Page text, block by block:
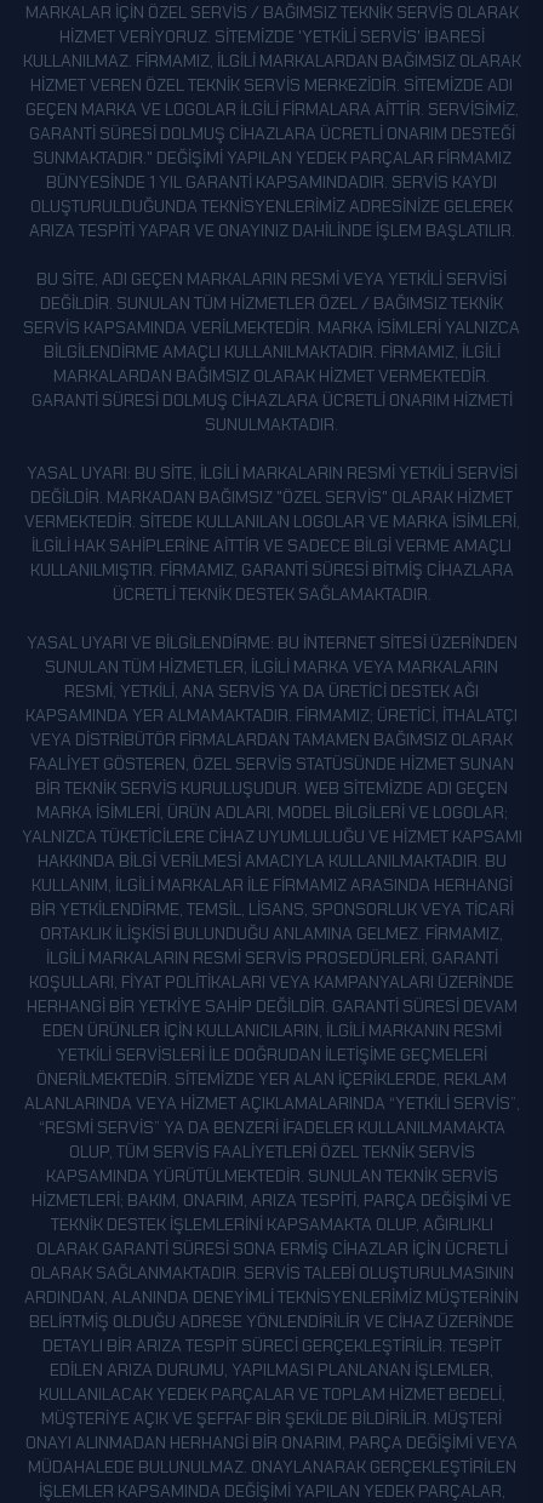
KALE
KARAÇAM
KEÇIKAYA
KILIÇLI
KIRÜPINAR
KIZILCA
KORUPINAR
MESCITLI
NAZLI
OLUCAK
PEHLIVANTAŞI
PIRAHMET
SARIÇIÇEK
SÖĞÜTLÜ
SUNGURBEYLI
TANDIRLIK
YAĞLIDERE
YAĞMURDERE
YAYLA
YENICE
YENIKÖY
YEŞILDERE
YEŞILYURT
YITIRMEZ
YUKARI ALIÇLI
YUKARI YUVALITEPE
MARKALAR IÇIN ÖZEL SERVIS / BAĞIMSIZ TEKNIK SERVIS OLARAK
HIZMET VERIYORUZ. SITEMIZDE 'YETKILI SERVIS' IBARESI
KULLANILMAZ. FIRMAMIZ, ILGILI MARKALARDAN BAĞIMSIZ OLARAK
HIZMET VEREN ÖZEL TEKNIK SERVIS MERKEZIDIR. SITEMIZDE ADI
GEÇEN MARKA VE LOGOLAR ILGILI FIRMALARA AITTIR. SERVISIMIZ,
GARANTI SÜRESI DOLMUŞ CIHAZLARA ÜCRETLI ONARIM DESTEĞI
SUNMAKTADIR." DEĞIŞIMI YAPILAN YEDEK PARÇALAR FIRMAMIZ
BÜNYESINDE 1 YIL GARANTI KAPSAMINDADIR. SERVIS KAYDI
OLUŞTURULDUĞUNDA TEKNISYENLERIMIZ ADRESINIZE GELEREK
ARIZA TESPITI YAPAR VE ONAYINIZ DAHILINDE IŞLEM BAŞLATILIR.
BU SITE, ADI GEÇEN MARKALARIN RESMI VEYA YETKILI SERVISI
DEĞILDIR. SUNULAN TÜM HIZMETLER ÖZEL / BAĞIMSIZ TEKNIK
SERVIS KAPSAMINDA VERILMEKTEDIR. MARKA ISIMLERI YALNIZCA
BILGILENDIRME AMAÇLI KULLANILMAKTADIR. FIRMAMIZ, ILGILI
MARKALARDAN BAĞIMSIZ OLARAK HIZMET VERMEKTEDIR.
GARANTI SÜRESI DOLMUŞ CIHAZLARA ÜCRETLI ONARIM HIZMETI
SUNULMAKTADIR.
YASAL UYARI: BU SITE, ILGILI MARKALARIN RESMI YETKILI SERVISI
DEĞILDIR. MARKADAN BAĞIMSIZ "ÖZEL SERVIS" OLARAK HIZMET
VERMEKTEDIR. SITEDE KULLANILAN LOGOLAR VE MARKA ISIMLERI,
ILGILI HAK SAHIPLERINE AITTIR VE SADECE BILGI VERME AMAÇLI
KULLANILMIŞTIR. FIRMAMIZ, GARANTI SÜRESI BITMIŞ CIHAZLARA
ÜCRETLI TEKNIK DESTEK SAĞLAMAKTADIR.
YASAL UYARI VE BILGILENDIRME: BU INTERNET SITESI ÜZERINDEN
SUNULAN TÜM HIZMETLER, ILGILI MARKA VEYA MARKALARIN
RESMI, YETKILI, ANA SERVIS YA DA ÜRETICI DESTEK AĞI
KAPSAMINDA YER ALMAMAKTADIR. FIRMAMIZ; ÜRETICI, ITHALATÇI
VEYA DISTRIBÜTÖR FIRMALARDAN TAMAMEN BAĞIMSIZ OLARAK
FAALIYET GÖSTEREN, ÖZEL SERVIS STATÜSÜNDE HIZMET SUNAN
BIR TEKNIK SERVIS KURULUŞUDUR. WEB SITEMIZDE ADI GEÇEN
MARKA ISIMLERI, ÜRÜN ADLARI, MODEL BILGILERI VE LOGOLAR;
YALNIZCA TÜKETICILERE CIHAZ UYUMLULUĞU VE HIZMET KAPSAMI
HAKKINDA BILGI VERILMESI AMACIYLA KULLANILMAKTADIR. BU
KULLANIM, ILGILI MARKALAR ILE FIRMAMIZ ARASINDA HERHANGI
BIR YETKILENDIRME, TEMSIL, LISANS, SPONSORLUK VEYA TICARI
ORTAKLIK ILIŞKISI BULUNDUĞU ANLAMINA GELMEZ. FIRMAMIZ,
ILGILI MARKALARIN RESMI SERVIS PROSEDÜRLERI, GARANTI
KOŞULLARI, FIYAT POLITIKALARI VEYA KAMPANYALARI ÜZERINDE
HERHANGI BIR YETKIYE SAHIP DEĞILDIR. GARANTI SÜRESI DEVAM
EDEN ÜRÜNLER IÇIN KULLANICILARIN, ILGILI MARKANIN RESMI
YETKILI SERVISLERI ILE DOĞRUDAN ILETIŞIME GEÇMELERI
ÖNERILMEKTEDIR. SITEMIZDE YER ALAN IÇERIKLERDE, REKLAM
ALANLARINDA VEYA HIZMET AÇIKLAMALARINDA “YETKILI SERVIS”,
“RESMI SERVIS” YA DA BENZERI IFADELER KULLANILMAMAKTA
OLUP, TÜM SERVIS FAALIYETLERI ÖZEL TEKNIK SERVIS
KAPSAMINDA YÜRÜTÜLMEKTEDIR. SUNULAN TEKNIK SERVIS
HIZMETLERI; BAKIM, ONARIM, ARIZA TESPITI, PARÇA DEĞIŞIMI VE
TEKNIK DESTEK IŞLEMLERINI KAPSAMAKTA OLUP, AĞIRLIKLI
OLARAK GARANTI SÜRESI SONA ERMIŞ CIHAZLAR IÇIN ÜCRETLI
OLARAK SAĞLANMAKTADIR. SERVIS TALEBI OLUŞTURULMASININ
ARDINDAN, ALANINDA DENEYIMLI TEKNISYENLERIMIZ MÜŞTERININ
BELIRTMIŞ OLDUĞU ADRESE YÖNLENDIRILIR VE CIHAZ ÜZERINDE
DETAYLI BIR ARIZA TESPIT SÜRECI GERÇEKLEŞTIRILIR. TESPIT
EDILEN ARIZA DURUMU, YAPILMASI PLANLANAN IŞLEMLER,
KULLANILACAK YEDEK PARÇALAR VE TOPLAM HIZMET BEDELI,
MÜŞTERIYE AÇIK VE ŞEFFAF BIR ŞEKILDE BILDIRILIR. MÜŞTERI
ONAYI ALINMADAN HERHANGI BIR ONARIM, PARÇA DEĞIŞIMI VEYA
MÜDAHALEDE BULUNULMAZ. ONAYLANARAK GERÇEKLEŞTIRILEN
IŞLEMLER KAPSAMINDA DEĞIŞIMI YAPILAN YEDEK PARÇALAR,